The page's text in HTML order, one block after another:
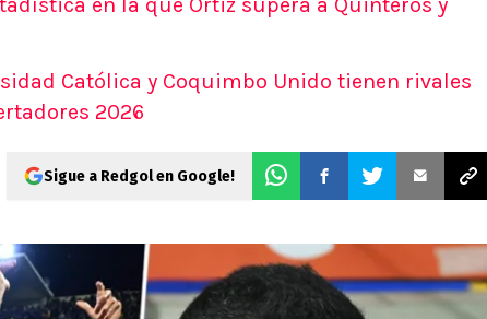
Católica y Coquimbo Unido tienen rivales
2026
Sigue a Redgol en Google!